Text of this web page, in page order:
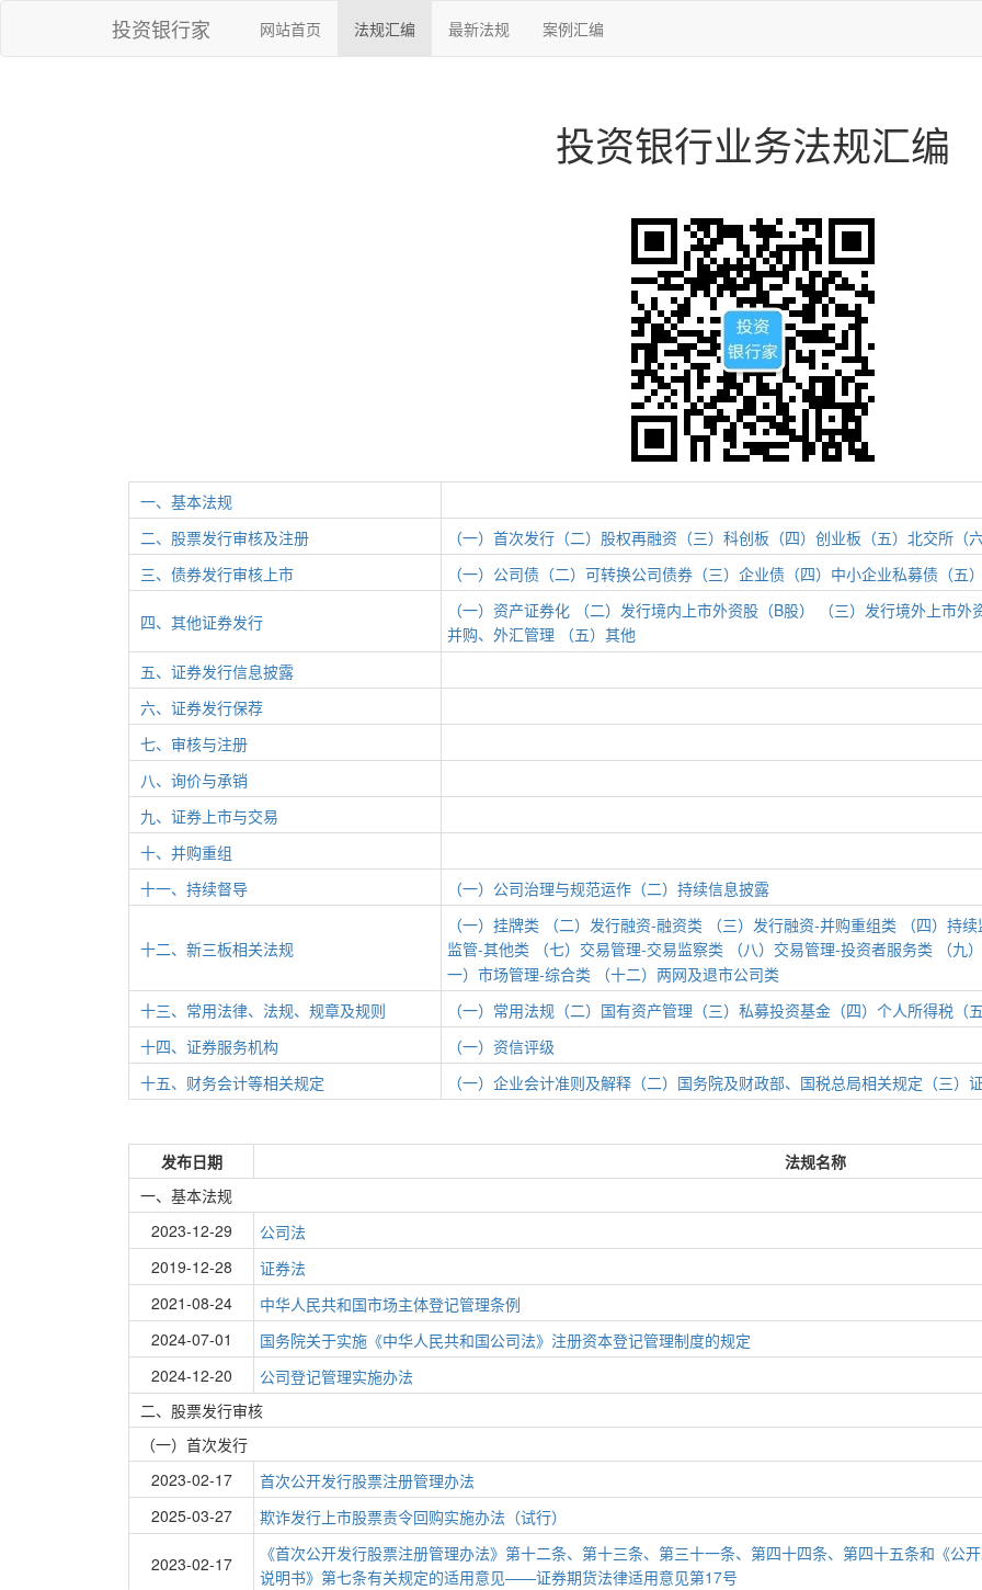
投资银行家 网站首页 法规汇编 最新法规 案例汇编
投资银行业务法规汇编
一、基本法规
二、股票发行审核及注册
（一）首次发行 （二）股权再融资 （三）科创板 （四）创业板 （五）北交所 （
三、债券发行审核上市
（一）公司债 （二）可转换公司债券 （三）企业债 （四）中小企业私募债 （五
四、其他证券发行
（一）资产证券化 （二）发行境内上市外资股（B股） （三）发行境外上市外
并购、外汇管理
（五）其他
五、证券发行信息披露
六、证券发行保荐
七、审核与注册
八、询价与承销
九、证券上市与交易
十、并购重组
十一、持续督导
（一）公司治理与规范运作 （二）持续信息披露
十二、新三板相关法规
（一）挂牌类 （二）发行融资-融资类 （三）发行融资-并购重组类 （四）持
监管-其他类
（七）交易管理-交易监察类 （八）交易管理-投资者服务类 （九
一）市场管理-综合类
（十二）两网及退市公司类
十三、常用法律、法规、规章及规则
（一）常用法规 （二）国有资产管理 （三）私募投资基金 （四）个人所得税 （
十四、证券服务机构
（一）资信评级
十五、财务会计等相关规定
（一）企业会计准则及解释 （二）国务院及财政部、国税总局相关规定 （三）
发布日期
法规名称
一、基本法规
2023-12-29
公司法
2019-12-28
证券法
2021-08-24
中华人民共和国市场主体登记管理条例
2024-07-01
国务院关于实施《中华人民共和国公司法》注册资本登记管理制度的规定
2024-12-20
公司登记管理实施办法
二、股票发行审核
（一）首次发行
2023-02-17
首次公开发行股票注册管理办法
2025-03-27
欺诈发行上市股票责令回购实施办法（试行）
2023-02-17
《首次公开发行股票注册管理办法》第十二条、第十三条、第三十一条、第四十四条、第四十五条和《
说明书》第七条有关规定的适用意见——证券期货法律适用意见第17号